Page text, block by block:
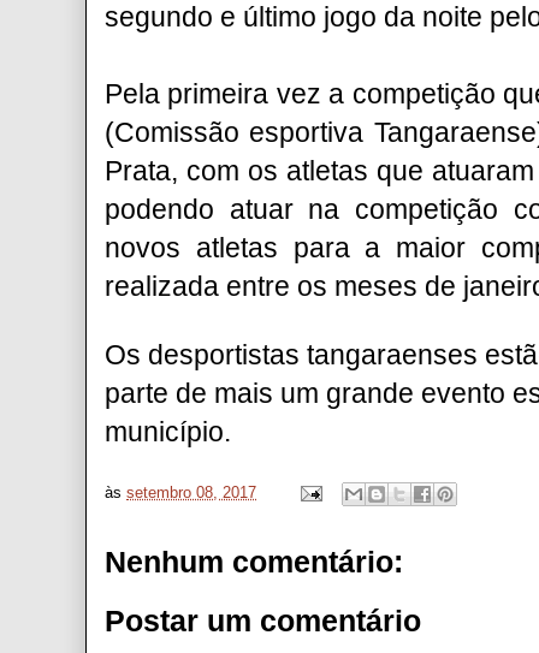
segundo e último jogo da noite
Pela primeira vez a competição
(Comissão esportiva
Prata, com os atletas que
podendo atuar na competição
novos atletas para a maior
realizada entre os meses de
Os desportistas tangaraenses
parte de mais um grande evento
município.
às setembro 08, 2017
Nenhum comentário:
Postar um comentário